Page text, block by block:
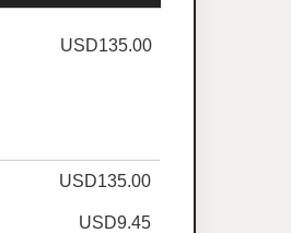
USD135.00
USD135.00
USD9.45